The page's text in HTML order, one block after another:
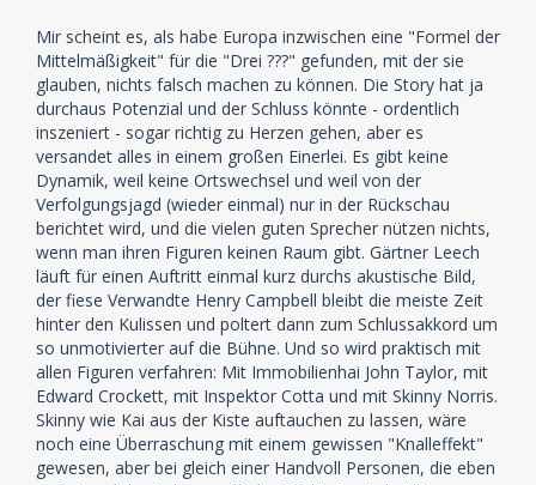
Mir scheint es, als habe Europa inzwischen eine "Formel der
Mittelmäßigkeit" für die "Drei ???" gefunden, mit der sie
glauben, nichts falsch machen zu können. Die Story hat ja
durchaus Potenzial und der Schluss könnte - ordentlich
inszeniert - sogar richtig zu Herzen gehen, aber es
versandet alles in einem großen Einerlei. Es gibt keine
Dynamik, weil keine Ortswechsel und weil von der
Verfolgungsjagd (wieder einmal) nur in der Rückschau
berichtet wird, und die vielen guten Sprecher nützen nichts,
wenn man ihren Figuren keinen Raum gibt. Gärtner Leech
läuft für einen Auftritt einmal kurz durchs akustische Bild,
der fiese Verwandte Henry Campbell bleibt die meiste Zeit
hinter den Kulissen und poltert dann zum Schlussakkord um
so unmotivierter auf die Bühne. Und so wird praktisch mit
allen Figuren verfahren: Mit Immobilienhai John Taylor, mit
Edward Crockett, mit Inspektor Cotta und mit Skinny Norris.
Skinny wie Kai aus der Kiste auftauchen zu lassen, wäre
noch eine Überraschung mit einem gewissen "Knalleffekt"
gewesen, aber bei gleich einer Handvoll Personen, die eben